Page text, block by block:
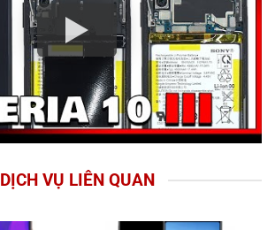
DỊCH VỤ LIÊN QUAN